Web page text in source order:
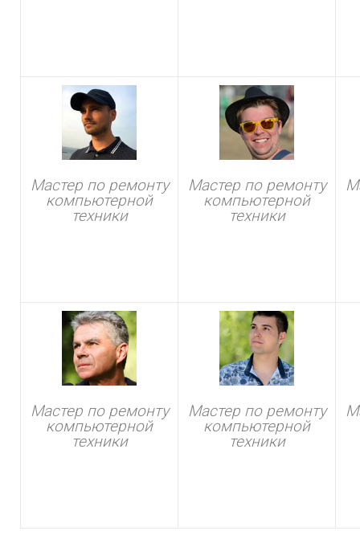
Мастер по ремонту
компьютерной
техники
Мастер по ремонту
компьютерной
техники
Мастер по ремонту
компьютерной
техники
Мастер по ремонту
компьютерной
техники